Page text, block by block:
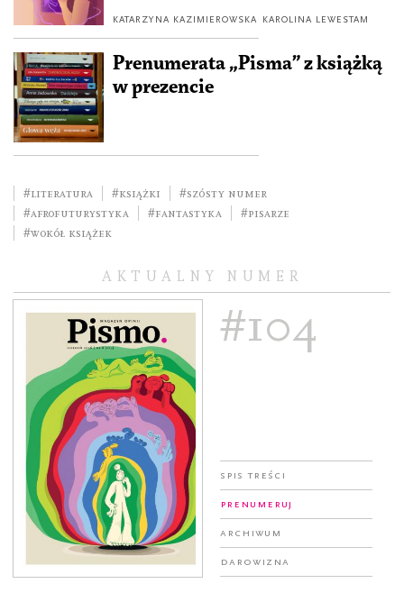
KATARZYNA KAZIMIEROWSKA KAROLINA LEWESTAM
Prenumerata „Pisma” z książką
w prezencie
#literatura #książki
#szósty numer
#afrofuturystyka
#fantastyka
#pisarze
#wokół książek
AKTUALNY NUMER
#104
Spis treści
Prenumeruj
Archiwum
Darowizna